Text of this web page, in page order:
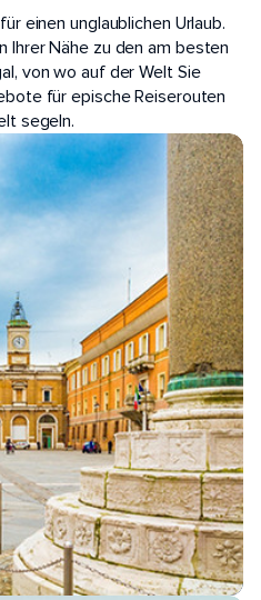
einen unglaublichen Urlaub.
Ihrer Nähe zu den am besten
von wo auf der Welt Sie
für epische Reiserouten
segeln.